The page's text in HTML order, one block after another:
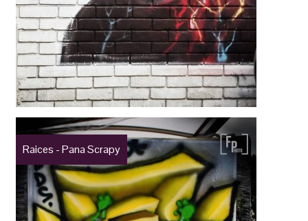
Raices - Pana Scrapy